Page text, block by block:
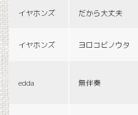
イヤホンズ だから大丈夫
イヤホンズ ヨロコビノウタ
edda 無伴奏